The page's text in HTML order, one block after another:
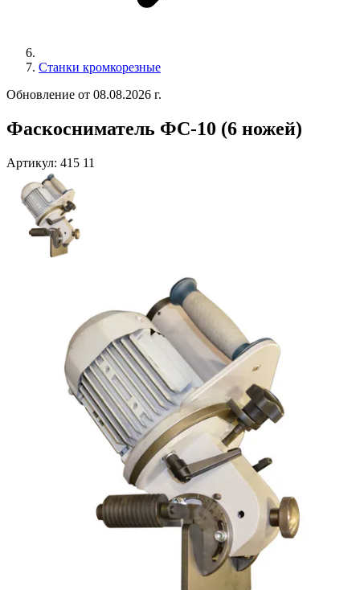
Станки кромкорезные
Обновление от 08.08.2026 г.
Фаскосниматель ФС-10 (6 ножей)
Артикул: 415 11